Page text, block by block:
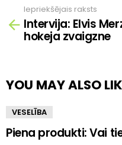
Skatīt
vairāk
Iepriekšējais raksts
Intervija: Elvis
hokeja zvaigzne
YOU MAY ALSO
VESELĪBA
Piena produkti: Vai